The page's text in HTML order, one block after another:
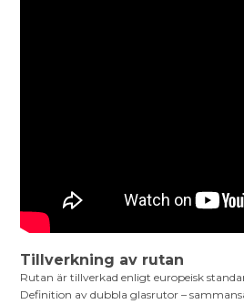
Tillverkning av rutan
Rutan är tillverkad enligt europeisk
Definition av dubbla glasrutor –